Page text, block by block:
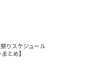
りスケジュール
とめ】